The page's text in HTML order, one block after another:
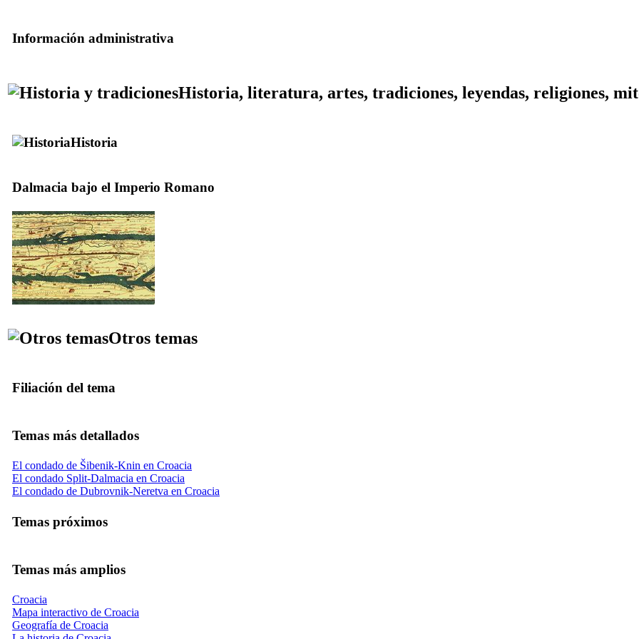
Información administrativa
Historia, literatura, artes, tradiciones, leyendas, religiones,
Historia
Dalmacia bajo el Imperio Romano
Otros temas
Filiación del tema
Temas más detallados
El condado de Šibenik-Knin en Croacia
El condado Split-Dalmacia en Croacia
El condado de Dubrovnik-Neretva en Croacia
Temas próximos
Temas más amplios
Croacia
Mapa interactivo de Croacia
Geografía de Croacia